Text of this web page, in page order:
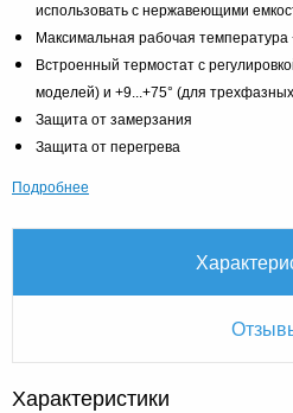
использовать с нержавеющими
Максимальная рабочая температура
Встроенный термостат с
моделей) и +9...+75° (для
Защита от замерзания
Защита от перегрева
Подробнее
Характеристики